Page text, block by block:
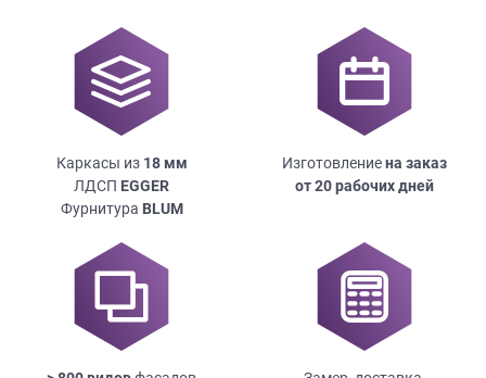
Каркасы из 18мм
ЛДСП EGGER
Фурнитура BLUM
Изготовлениена заказ
от 20 рабочих дней